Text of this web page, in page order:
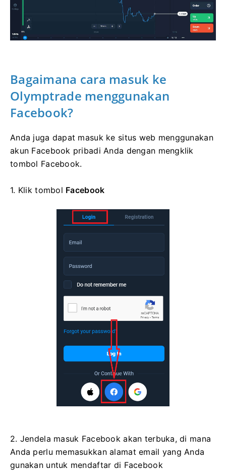
Bagaimana cara masuk ke
Olymptrade menggunakan
Facebook?
Anda juga dapat masuk ke situs web menggunakan
akun Facebook pribadi Anda dengan mengklik
tombol Facebook.
1. Kliktombol Facebook
2. Jendela masuk Facebook akan terbuka, di mana
Anda perlu memasukkan alamat email yang Anda
gunakan untuk mendaftar di Facebook